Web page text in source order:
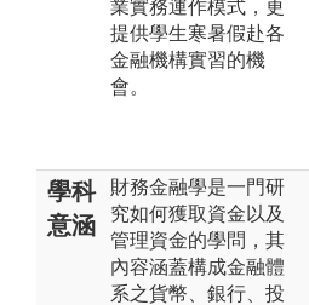
業實務運作模式，更
提供學生寒暑假赴各
金融機構實習的機
會。
學科
意涵
財務金融學是一門研
究如何獲取資金以及
管理資金的學問，其
內容涵蓋構成金融體
系之貨幣、銀行、投